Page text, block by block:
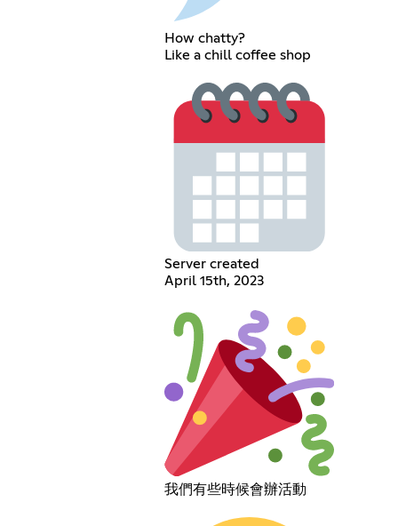
How chatty?
Like a chill coffee shop
Server created
April 15th, 2023
我們有些時候會辦活動